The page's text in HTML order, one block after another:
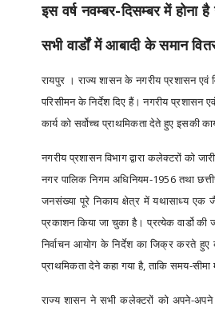
इस वर्ष नवम्बर-दिसम्बर में होना
सभी वार्डों में आबादी के समान
रायपुर । राज्य शासन के नगरीय प्रशासन एवं
परिसीमन के निर्देश दिए हैं। नगरीय प्रशासन
कार्य को सर्वोच्च प्राथमिकता देते हुए इसकी
नगरीय प्रशासन विभाग द्वारा कलेक्टरों को
नगर पालिक निगम अधिनियम-1956 तथा
जनसंख्या पूरे निकाय क्षेत्र में यथासाध्य एक
प्रकाशन किया जा चुका है। प्रत्येक वार्डो की
निर्वाचन आयोग के निर्देश का जिक्र करते हुए
प्राथमिकता देने कहा गया है, ताकि समय-
राज्य शासन ने सभी कलेक्टरों को अपने-अपने